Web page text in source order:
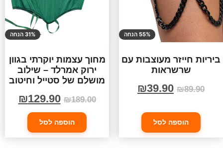
55% הנחה
ביריות חייזר מעוצבות עם
שרשראות
₪89.90
₪39.90
הוספה לסל
31% הנחה
מחוך עצמות יוקרתי בגוון
ירוק אמרלד – שילוב
מושלם של סטייל וחיטוב
₪189.00
₪129.90
הוספה לסל